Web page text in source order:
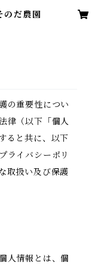
のだ農園
の重要性につい
律（以下「個人
ると共に、以下
ライバシーポリ
取扱い及び保護
人情報とは、個